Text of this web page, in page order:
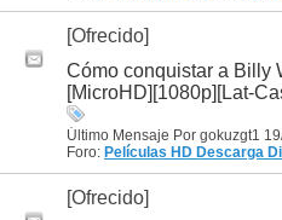
[Ofrecido]
Cómo conquistar a Billy
[MicroHD][1080p][Lat-
Último Mensaje Por gokuzgt1
Foro: Películas HD Descarga
[Ofrecido]